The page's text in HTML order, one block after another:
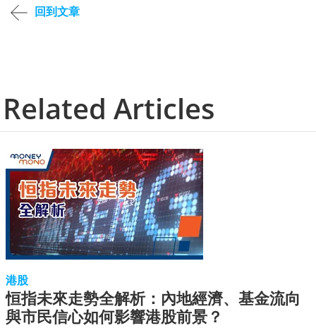
回到文章
Related Articles
港股
恒指未來走勢全解析：內地經濟、基金流向
與市民信心如何影響港股前景？